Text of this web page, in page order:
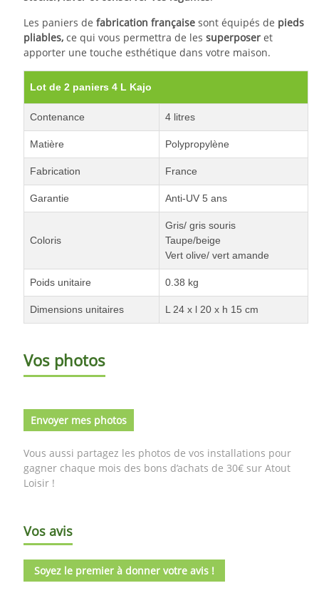
Les paniers de fabrication française sont équipés de pieds
pliables, ce qui vous permettra de les superposer et
apporter une touche esthétique dans votre maison.
Lot de 2 paniers 4 L Kajo
Contenance 4 litres
Matière Polypropylène
Fabrication France
Garantie Anti-UV 5 ans
Coloris
Gris/ gris souris
Taupe/beige
Vert olive/ vert amande
Poids unitaire 0.38 kg
Dimensions unitaires L 24 x l 20 x h 15 cm
Vos photos
Envoyer mes photos
Vous aussi partagez les photos de vos installations pour
gagner chaque mois des bons d’achats de 30€ sur Atout
Loisir !
Vos avis
Soyez le premier à donner votre avis !